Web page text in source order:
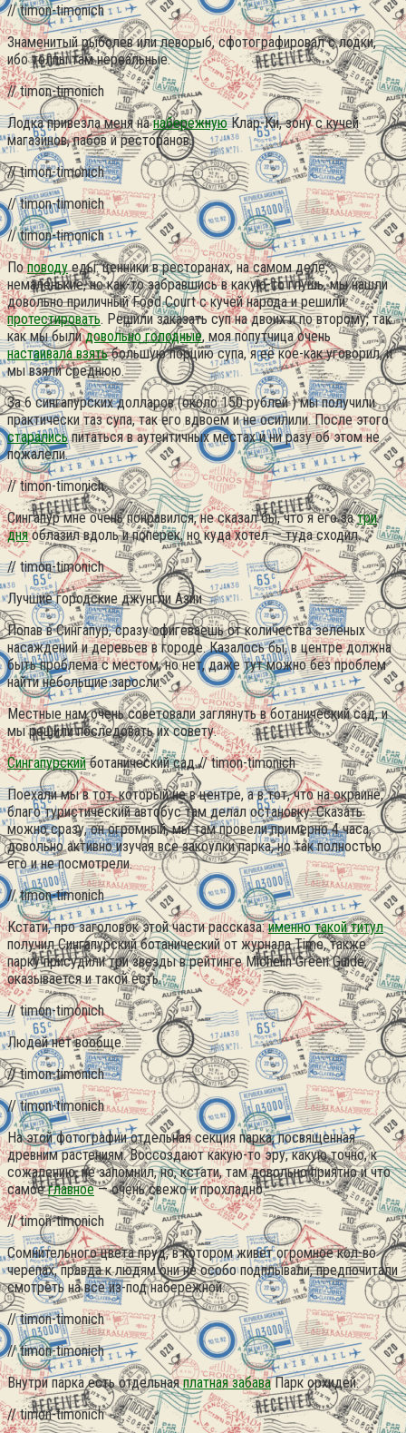
// timon-timonich
Знаменитый рыболев или леворыб, сфотографировал с лодки,
ибо толпы там нереальные.
// timon-timonich
Лодка привезла меня нанабережнуюКлар-Ки, зону с кучей
магазинов, пабов и ресторанов.
// timon-timonich
// timon-timonich
// timon-timonich
Поповодуеды: ценники в ресторанах, на самом деле,
немаленькие, но как-то забравшись в какую-то глушь, мы нашли
довольно приличный Food Court с кучей народа и решили
протестировать. Решили заказать суп на двоих и по второму, так
как мы былидовольно голодные, моя попутчица очень
настаивала взятьбольшую порцию супа, я её кое-как уговорил, и
мы взяли среднюю.
За 6 сингапурских долларов (около 150 рублей ) мы получили
практически таз супа, так его вдвоем и не осилили. После этого
старалисьпитаться в аутентичных местах и ни разу об этом не
пожалели.
// timon-timonich
Сингапур мне очень понравился, не сказал бы, что я его затри
дняоблазил вдоль и поперек, но куда хотел — туда сходил.
// timon-timonich
Лучшие городские джунгли Азии
Попав в Сингапур, сразу офигеваешь от количества зеленых
насаждений и деревьев в городе. Казалось бы, в центре должна
быть проблема с местом, но нет, даже тут можно без проблем
найти небольшие заросли.
Местные нам очень советовали заглянуть в ботанический сад, и
мы решили последовать их совету.
Сингапурскийботанический сад // timon-timonich
Поехали мы в тот, который не в центре, а в тот, что на окраине,
благо туристический автобус там делал остановку. Сказать
можно сразу, он огромный, мы там провели примерно 4 часа,
довольно активно изучая все закоулки парка, но так полностью
его и не посмотрели.
// timon-timonich
Кстати, про заголовок этой части рассказа:именно такой титул
получил Сингапурский ботанический от журнала Time, также
парку присудили три звезды в рейтинге Michelin Green Guidе,
оказывается и такой есть.
// timon-timonich
Людей нет вообще.
// timon-timonich
// timon-timonich
На этой фотографии отдельная секция парка, посвященная
древним растениям. Воссоздают какую-то эру, какую точно, к
сожалению, не запомнил, но, кстати, там довольно приятно и что
самоеглавное— очень свежо и прохладно.
// timon-timonich
Сомнительного цвета пруд, в котором живет огромное кол-во
черепах, правда к людям они не особо подплывали, предпочитали
смотреть на все из-под набережной.
// timon-timonich
// timon-timonich
Внутри парка есть отдельнаяплатная забаваПарк орхидей.
// timon-timonich